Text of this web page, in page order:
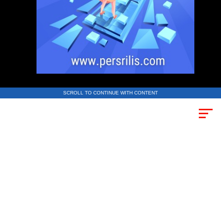
SCROLL TO CONTINUE WITH CONTENT